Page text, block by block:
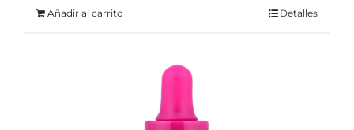
Añadir al carrito Detalles